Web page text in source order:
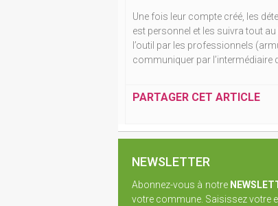
Une fois leur compte créé, les
est personnel et les suivra tout
l’outil par les professionnels
communiquer par l’intermédiaire
PARTAGER CET ARTICLE
NEWSLETTER
Abonnez-vous à notre
votre commune. Saisissez votre